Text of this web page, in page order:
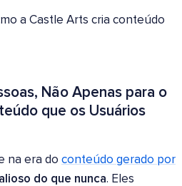
a Castle Arts cria conteúdo
Não Apenas para o
que os Usuários
na era do conteúdo gerado por
do que nunca. Eles